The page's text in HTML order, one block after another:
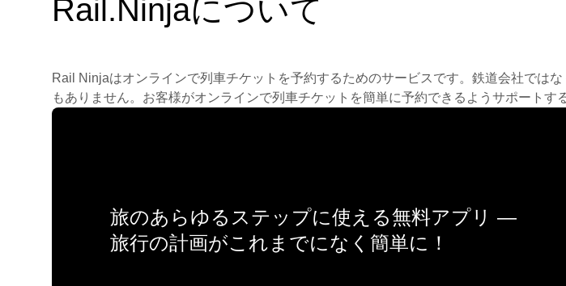
Rail.Ninjaについて
Rail Ninjaはオンラインで列車チケットを予約するためのサービスです。鉄道会社では
もありません。お客様がオンラインで列車チケットを簡単に予約できるようサポートす
旅のあらゆるステップに使える無料アプリ —
旅行の計画がこれまでになく簡単に！